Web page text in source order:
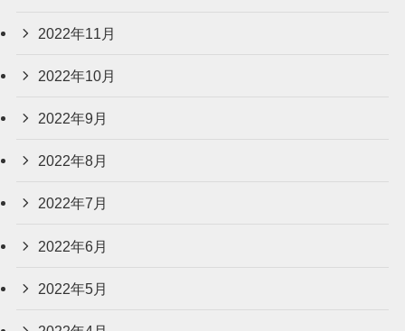
2022年11月
2022年10月
2022年9月
2022年8月
2022年7月
2022年6月
2022年5月